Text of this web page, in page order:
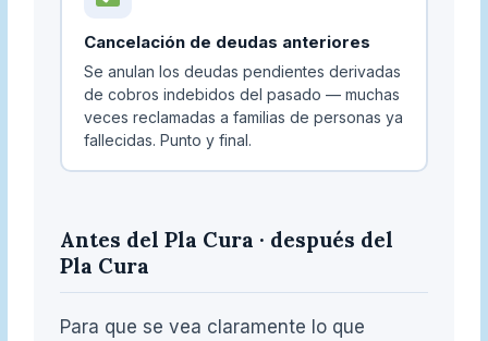
Cancelación de deudas anteriores
Se anulan los deudas pendientes derivadas
de cobros indebidos del pasado — muchas
veces reclamadas a familias de personas ya
fallecidas. Punto y final.
Antes del Pla Cura · después del
Pla Cura
Para que se vea claramente lo que